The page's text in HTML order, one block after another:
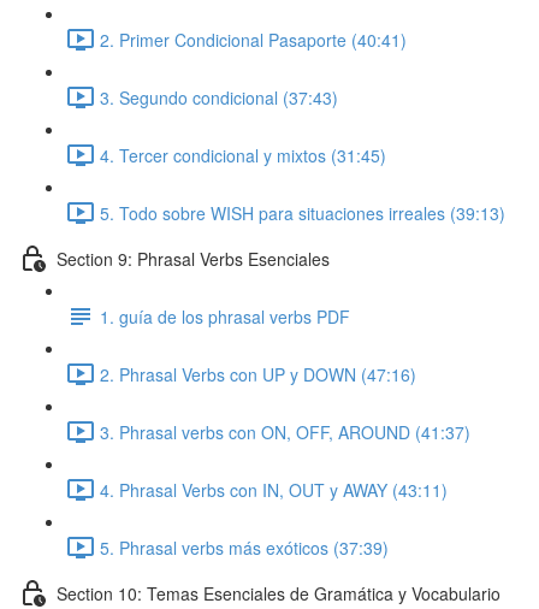
2. Primer Condicional Pasaporte (40:41)
3. Segundo condicional (37:43)
4. Tercer condicional y mixtos (31:45)
5. Todo sobre WISH para situaciones irreales (39:13)
Section 9: Phrasal Verbs Esenciales
1. guía de los phrasal verbs PDF
2. Phrasal Verbs con UP y DOWN (47:16)
3. Phrasal verbs con ON, OFF, AROUND (41:37)
4. Phrasal Verbs con IN, OUT y AWAY (43:11)
5. Phrasal verbs más exóticos (37:39)
Section 10: Temas Esenciales de Gramática y Vocabulario